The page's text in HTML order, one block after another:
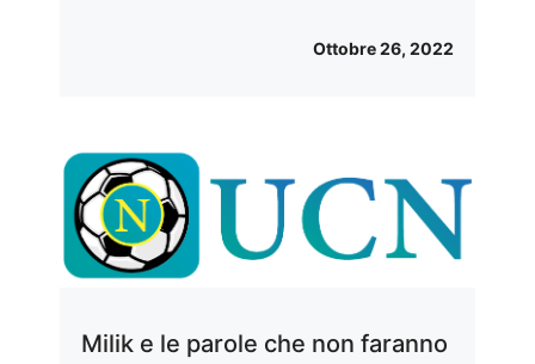
Ottobre 26, 2022
Milik e le parole che non faranno